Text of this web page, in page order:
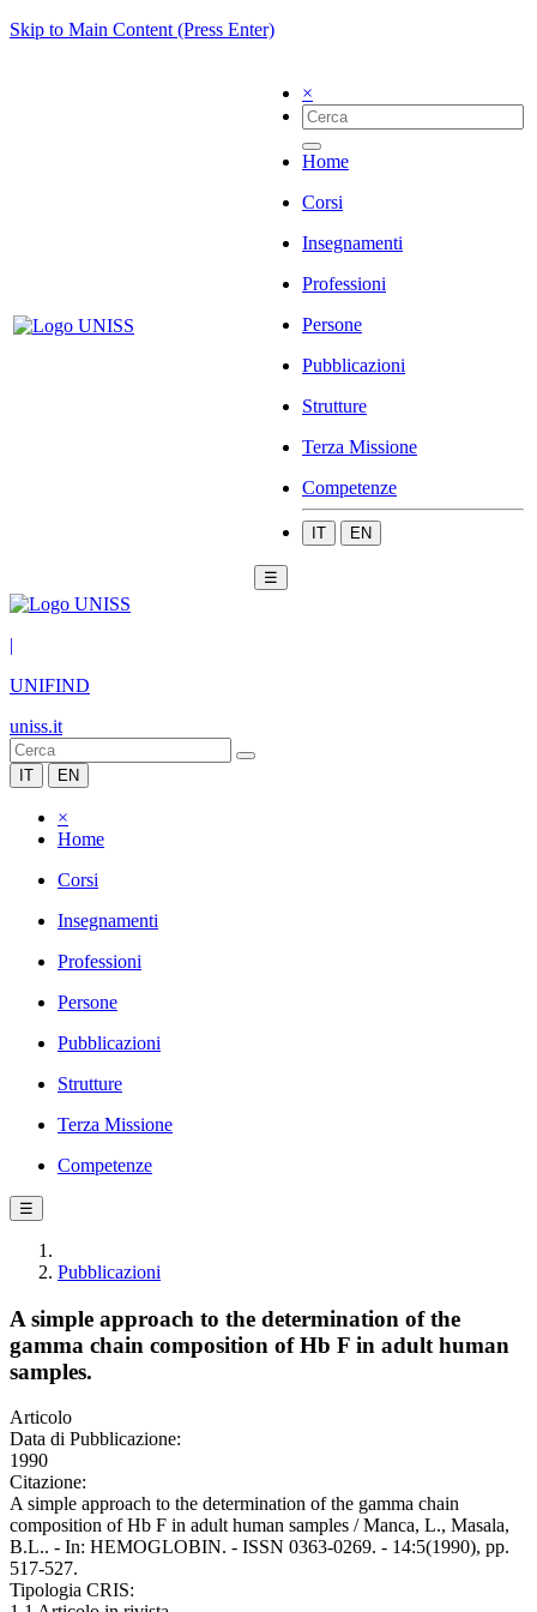
Skip to Main Content (Press Enter)
×
Home
Corsi
Insegnamenti
Professioni
Persone
Pubblicazioni
Strutture
Terza Missione
Competenze
IT EN
☰
|
UNIFIND
uniss.it
IT EN
×
Home
Corsi
Insegnamenti
Professioni
Persone
Pubblicazioni
Strutture
Terza Missione
Competenze
☰
Pubblicazioni
A simple approach to the determination of the
gamma chain composition of Hb F in adult human
samples.
Articolo
Data di Pubblicazione:
1990
Citazione:
A simple approach to the determination of the gamma chain
composition of Hb F in adult human samples / Manca, L., Masala,
B.L.. - In: HEMOGLOBIN. - ISSN 0363-0269. - 14:5(1990), pp.
517-527.
Tipologia CRIS: